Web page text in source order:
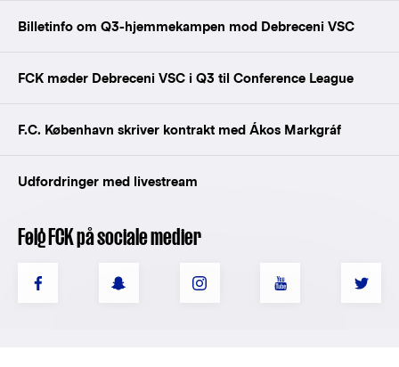
Billetinfo om Q3-hjemmekampen mod Debreceni VSC
FCK møder Debreceni VSC i Q3 til Conference League
F.C. København skriver kontrakt med Ákos Markgráf
Udfordringer med livestream
Følg FCK på sociale medier